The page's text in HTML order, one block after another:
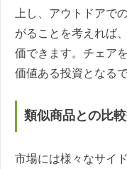
上し、アウトドアで
がることを考えれば
価できます。チェア
価値ある投資となるで
類似商品との比
市場には様々なサイ